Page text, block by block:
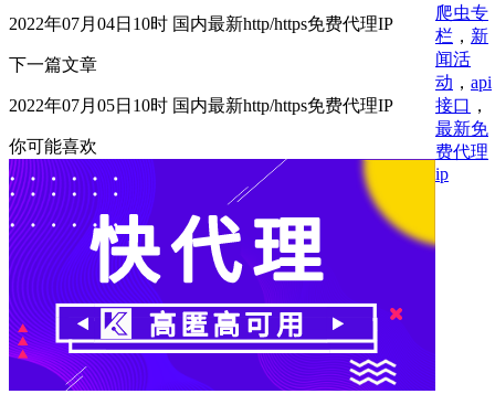
2022年07月04日10时 国内最新http/https免费代理IP
下一篇文章
2022年07月05日10时 国内最新http/https免费代理IP
你可能喜欢
爬虫专
栏 ， 新
闻活
动 ， api
接口 ，
最新免
费代理
ip